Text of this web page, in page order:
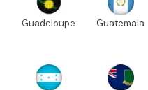
Guadeloupe Guatemala